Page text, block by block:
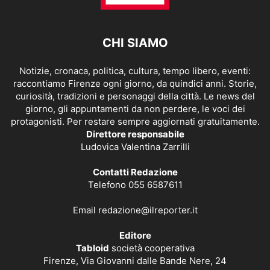
CHI SIAMO
Notizie, cronaca, politica, cultura, tempo libero, eventi:
raccontiamo Firenze ogni giorno, da quindici anni. Storie,
curiosità, tradizioni e personaggi della città. Le news del
giorno, gli appuntamenti da non perdere, le voci dei
protagonisti. Per restare sempre aggiornati gratuitamente.
Direttore responsabile
Ludovica Valentina Zarrilli
Contatti Redazione
Telefono 055 6587611
Email redazione@ilreporter.it
Editore
Tabloid società cooperativa
Firenze, Via Giovanni dalle Bande Nere, 24